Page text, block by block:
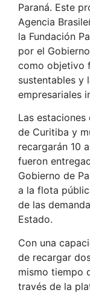
Paraná. Este
Agencia
la Fundación
por el
como objetivo
sustentables y
empresariales
Las
de Curitiba y
recargarán 10
fueron
Gobierno de
a la flota
de las
Estado.
Con una
de recargar
mismo tiempo
través de la